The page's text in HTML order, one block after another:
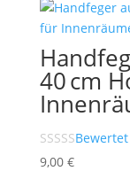
40 cm
9,00 €